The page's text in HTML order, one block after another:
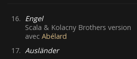
16. Engel
Scala & Kolacny Brothers version
avec Abélard
17. Ausländer